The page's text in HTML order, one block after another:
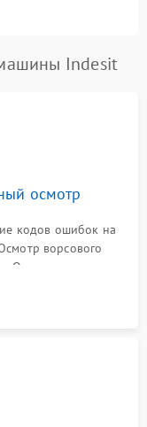
Indesit
осмотр
кодов ошибок на
ворсового
Опрос клиента о
сильно шумит